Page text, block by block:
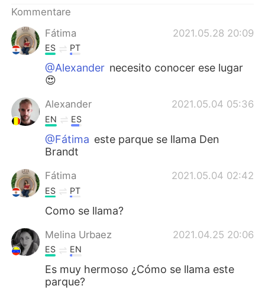
Kommentare
Fátima
2021.05.28 20:09
ES PT
@Alexander necesito conocer ese lugar
😍
Alexander 2021.05.04 05:36
EN ES
@Fátima este parque se llama Den
Brandt
Fátima 2021.05.04 02:42
ES PT
Como se llama?
Melina Urbaez 2021.04.25 20:06
ES EN
Es muy hermoso ¿Cómo se llama este
parque?